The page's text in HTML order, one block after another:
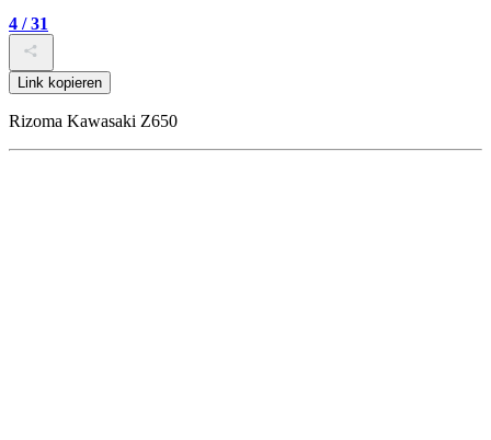
4 / 31
Link kopieren
Rizoma Kawasaki Z650